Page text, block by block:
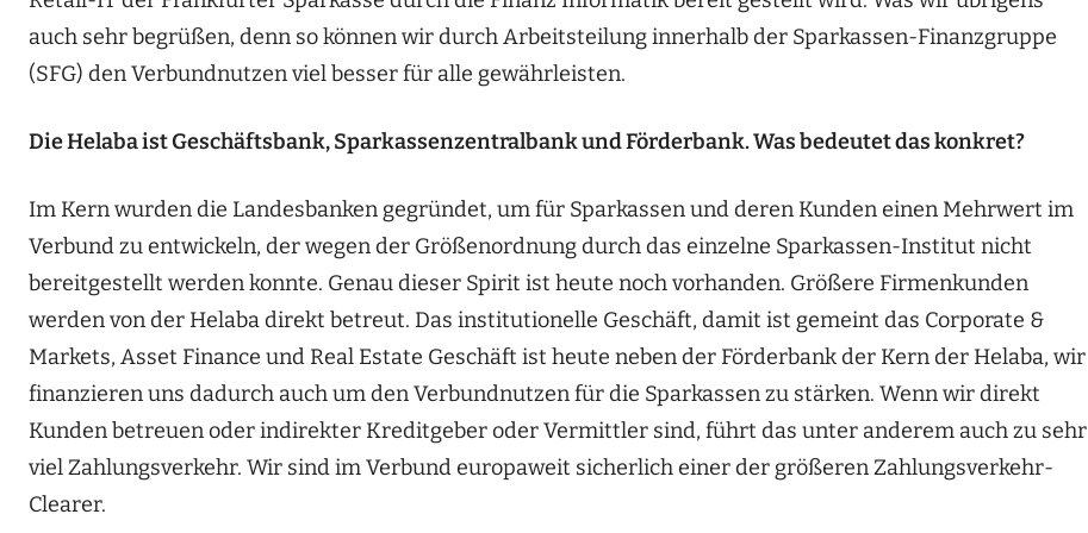
auch sehr begrüßen, denn so können wir durch Arbeitsteilung innerhalb der Sparkassen-Finanzgruppe
(SFG) den Verbundnutzen viel besser für alle gewährleisten.
Die Helaba ist Geschäftsbank, Sparkassenzentralbank und Förderbank. Was bedeutet das konkret?
Im Kern wurden die Landesbanken gegründet, um für Sparkassen und deren Kunden einen Mehrwert im
Verbund zu entwickeln, der wegen der Größenordnung durch das einzelne Sparkassen-Institut nicht
bereitgestellt werden konnte. Genau dieser Spirit ist heute noch vorhanden. Größere Firmenkunden
werden von der Helaba direkt betreut. Das institutionelle Geschäft, damit ist gemeint das Corporate &
Markets, Asset Finance und Real Estate Geschäft ist heute neben der Förderbank der Kern der Helaba, wir
finanzieren uns dadurch auch um den Verbundnutzen für die Sparkassen zu stärken. Wenn wir direkt
Kunden betreuen oder indirekter Kreditgeber oder Vermittler sind, führt das unter anderem auch zu sehr
viel Zahlungsverkehr. Wir sind im Verbund europaweit sicherlich einer der größeren Zahlungsverkehr-
Clearer.